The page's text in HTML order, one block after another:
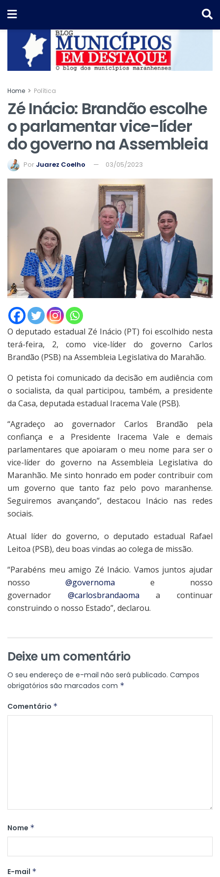
Home Política
Zé Inácio: Brandão escolhe
o parlamentar vice-líder
do governo na Assembleia
Por Juarez Coelho 03/05/2023
O deputado estadual Zé Inácio (PT) foi escolhido nesta
terá-feira, 2, como vice-líder do governo Carlos
Brandão (PSB) na Assembleia Legislativa do Marahão.
O petista foi comunicado da decisão em audiência com
o socialista, da qual participou, também, a presidente
da Casa, deputada estadual Iracema Vale (PSB).
“Agradeço ao governador Carlos Brandão pela
confiança e a Presidente Iracema Vale e demais
parlamentares que apoiaram o meu nome para ser o
vice-líder do governo na Assembleia Legislativa do
Maranhão. Me sinto honrado em poder contribuir com
um governo que tanto faz pelo povo maranhense.
Seguiremos avançando”, destacou Inácio nas redes
sociais.
Atual líder do governo, o deputado estadual Rafael
Leitoa (PSB), deu boas vindas ao colega de missão.
“Parabéns meu amigo Zé Inácio. Vamos juntos ajudar
nosso @governoma e nosso
governador @carlosbrandaoma a continuar
construindo o nosso Estado”, declarou.
Deixe um comentário
O seu endereço de e-mail não será publicado. Campos
obrigatórios são marcados com *
Comentário *
Nome *
E-mail *